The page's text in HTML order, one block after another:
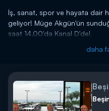
İş, sanat, spor ve hayata dair
geliyor! Müge Akgün'ün
saat 14.00'da Kanal D'de!
daha